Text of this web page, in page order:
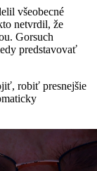
všeobecné
netvrdil, že
Gorsuch
predstavovať
robiť presnejšie